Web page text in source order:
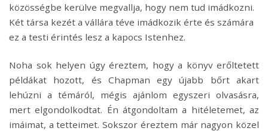
közösségbe kerülve megvallja, hogy nem tud imádkozni.
Két társa kezét a vállára téve imádkozik érte és számára
ez a testi érintés lesz a kapocs Istenhez.
Noha sok helyen úgy éreztem, hogy a könyv erőltetett
példákat hozott, és Chapman egy újabb bőrt akart
lehúzni a témáról, mégis ajánlom egyszeri olvasásra,
mert elgondolkodtat. Én átgondoltam a hitéletemet, az
imáimat, a tetteimet. Sokszor éreztem már nagyon közel